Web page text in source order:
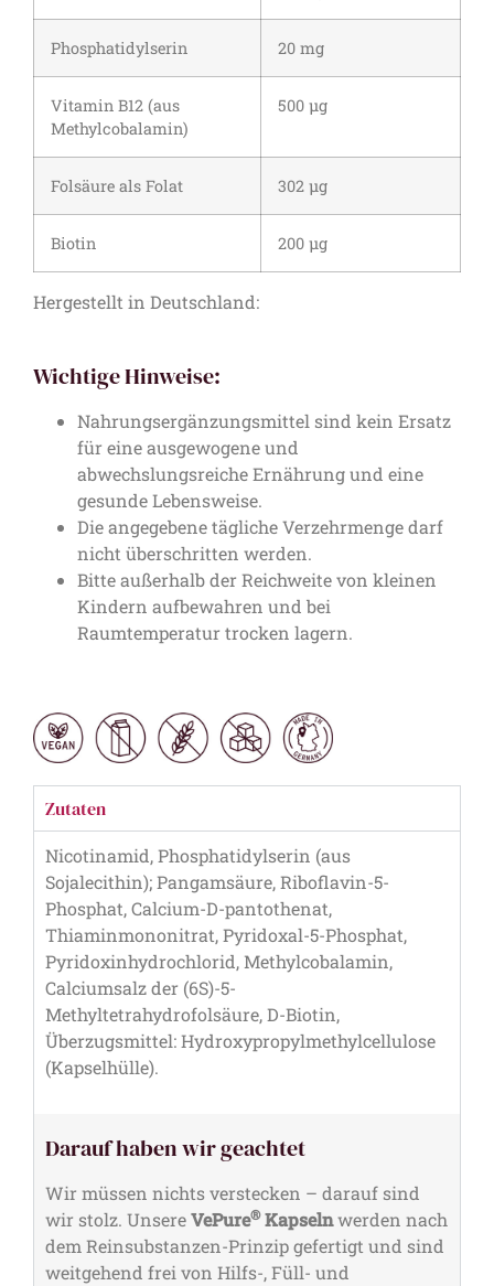
Phosphatidylserin 20 mg
Vitamin B12 (aus
Methylcobalamin)
500 μg
Folsäure als Folat 302 μg
Biotin 200 μg
Hergestellt in Deutschland:
Wichtige Hinweise:
Nahrungsergänzungsmittel sind kein Ersatz
für eine ausgewogene und
abwechslungsreiche Ernährung und eine
gesunde Lebensweise.
Die angegebene tägliche Verzehrmenge darf
nicht überschritten werden.
Bitte außerhalb der Reichweite von kleinen
Kindern aufbewahren und bei
Raumtemperatur trocken lagern.
Zutaten
Nicotinamid, Phosphatidylserin (aus
Sojalecithin); Pangamsäure, Riboflavin-5-
Phosphat, Calcium-D-pantothenat,
Thiaminmononitrat, Pyridoxal-5-Phosphat,
Pyridoxinhydrochlorid, Methylcobalamin,
Calciumsalz der (6S)-5-
Methyltetrahydrofolsäure, D-Biotin,
Überzugsmittel: Hydroxypropylmethylcellulose
(Kapselhülle).
Darauf haben wir geachtet
Wir müssen nichts verstecken – darauf sind
wir stolz. UnsereVePure®Kapselnwerden nach
dem Reinsubstanzen-Prinzip gefertigt und sind
weitgehend frei von Hilfs-, Füll- und